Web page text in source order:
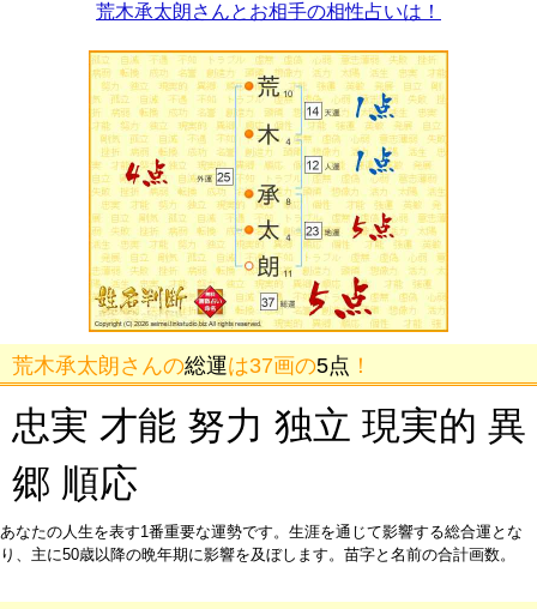
荒木承太朗さんとお相手の相性占いは！
荒木承太朗さんの総運は37画の5点 ！
忠実 才能 努力 独立 現実的 異
郷 順応
あなたの人生を表す1番重要な運勢です。生涯を通じて影響する総合運とな
り、主に50歳以降の晩年期に影響を及ぼします。苗字と名前の合計画数。